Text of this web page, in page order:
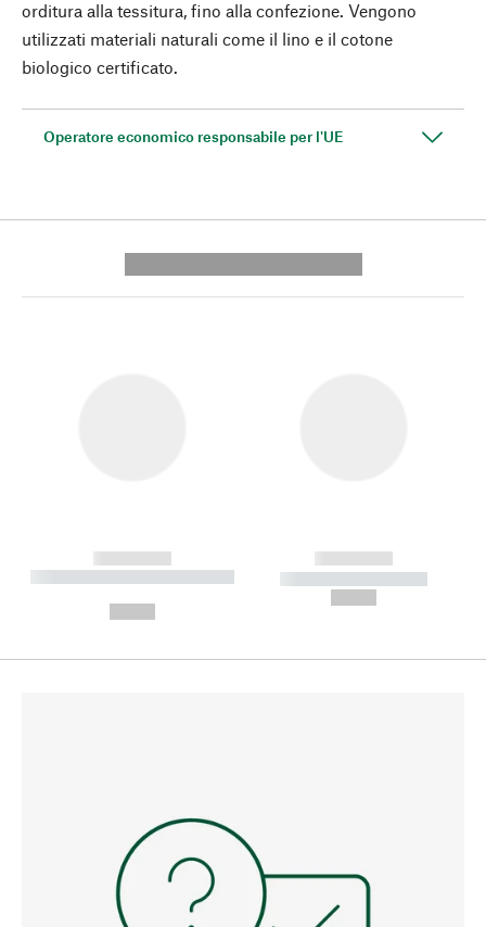
orditura alla tessitura, fino alla confezione. Vengono
utilizzati materiali naturali come il lino e il cotone
biologico certificato.
Operatore economico responsabile per l'UE
------------
----------- ----------- --------
------------
----------- -----------